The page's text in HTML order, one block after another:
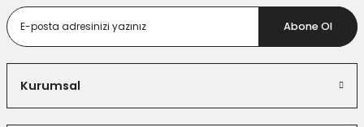
Abone Ol
Kurumsal